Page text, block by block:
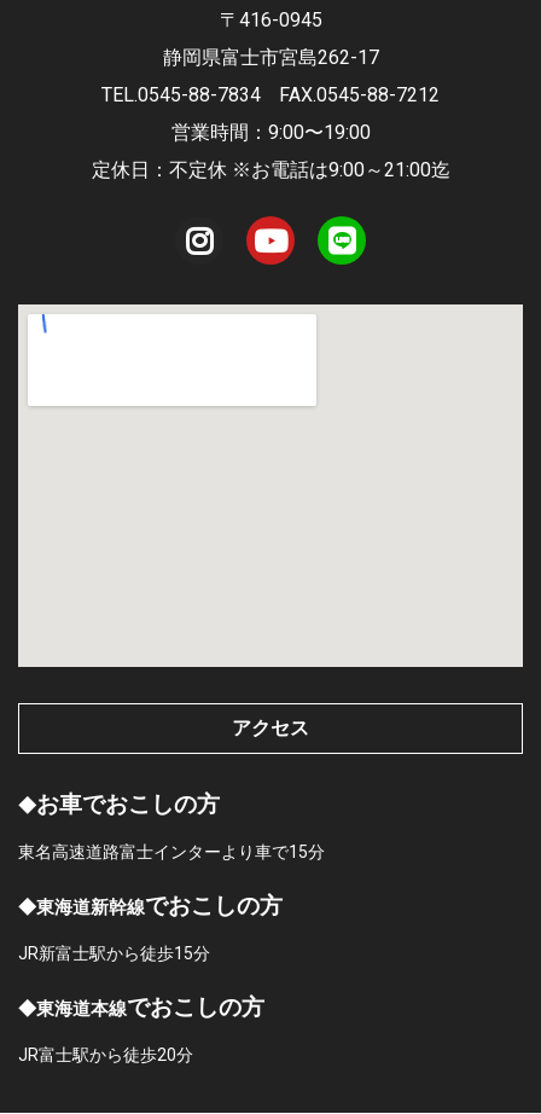
〒416-0945
静岡県富士市宮島262-17
TEL.0545-88-7834
FAX.0545-88-7212
営業時間：9:00〜19:00
定休日：不定休 ※お電話は9:00～21:00迄
アクセス
◆お車でおこしの方
東名高速道路富士インターより車で15分
◆東海道新幹線でおこしの方
JR新富士駅から徒歩15分
◆東海道本線でおこしの方
JR富士駅から徒歩20分